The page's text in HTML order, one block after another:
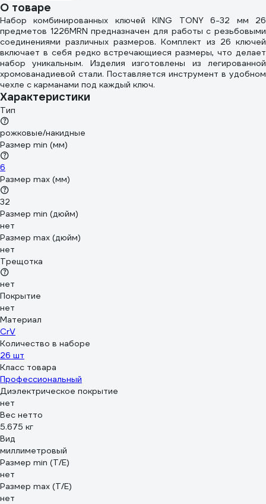
О товаре
Набор комбинированных ключей KING TONY 6-32 мм 26
предметов 1226MRN предназначен для работы с резьбовыми
соединениями различных размеров. Комплект из 26 ключей
включает в себя редко встречающиеся размеры, что делает
набор уникальным. Изделия изготовлены из легированной
хромованадиевой стали. Поставляется инструмент в удобном
чехле с карманами под каждый ключ.
Характеристики
Тип
рожковые/накидные
Размер min (мм)
6
Размер max (мм)
32
Размер min (дюйм)
нет
Размер max (дюйм)
нет
Трещотка
нет
Покрытие
нет
Материал
CrV
Количество в наборе
26 шт
Класс товара
Профессиональный
Диэлектрическое покрытие
нет
Вес нетто
5.675 кг
Вид
миллиметровый
Размер min (Т/E)
нет
Размер max (T/E)
нет